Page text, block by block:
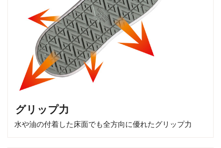
グリップ力
水や油の付着した床面でも全方向に優れたグリップ力